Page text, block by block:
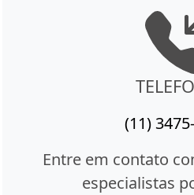
(11)
Entre em contato
especialistas